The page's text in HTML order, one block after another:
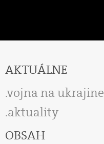
AKTUÁLNE
vojna na ukrajine
aktuality
OBSAH